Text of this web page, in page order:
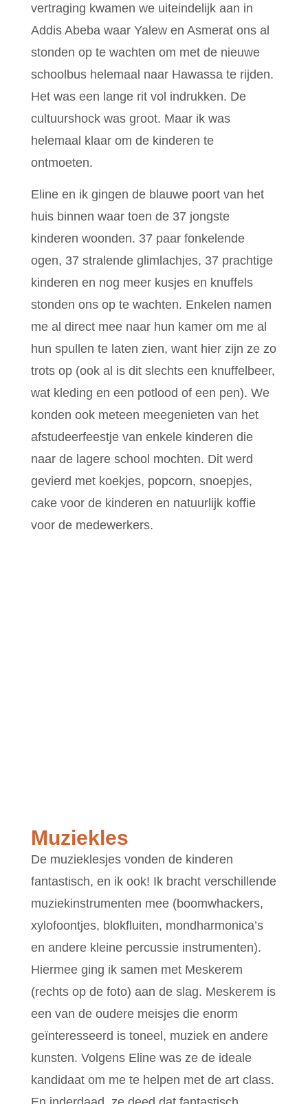
vertraging kwamen we uiteindelijk aan in
Addis Abeba waar Yalew en Asmerat ons al
stonden op te wachten om met de nieuwe
schoolbus helemaal naar Hawassa te rijden.
Het was een lange rit vol indrukken. De
cultuurshock was groot. Maar ik was
helemaal klaar om de kinderen te
ontmoeten.
Eline en ik gingen de blauwe poort van het
huis binnen waar toen de 37 jongste
kinderen woonden. 37 paar fonkelende
ogen, 37 stralende glimlachjes, 37 prachtige
kinderen en nog meer kusjes en knuffels
stonden ons op te wachten. Enkelen namen
me al direct mee naar hun kamer om me al
hun spullen te laten zien, want hier zijn ze zo
trots op (ook al is dit slechts een knuffelbeer,
wat kleding en een potlood of een pen). We
konden ook meteen meegenieten van het
afstudeerfeestje van enkele kinderen die
naar de lagere school mochten. Dit werd
gevierd met koekjes, popcorn, snoepjes,
cake voor de kinderen en natuurlijk koffie
voor de medewerkers.
Muziekles
De muzieklesjes vonden de kinderen
fantastisch, en ik ook! Ik bracht verschillende
muziekinstrumenten mee (boomwhackers,
xylofoontjes, blokfluiten, mondharmonica’s
en andere kleine percussie instrumenten).
Hiermee ging ik samen met Meskerem
(rechts op de foto) aan de slag. Meskerem is
een van de oudere meisjes die enorm
geïnteresseerd is toneel, muziek en andere
kunsten. Volgens Eline was ze de ideale
kandidaat om me te helpen met de art class.